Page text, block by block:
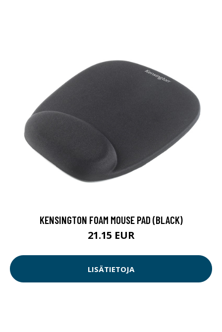
KENSINGTON FOAM MOUSE PAD (BLACK)
21.15 EUR
LISÄTIETOJA